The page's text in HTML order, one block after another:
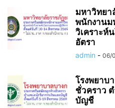
มหาวิทยา
พนักงานม
วิเคราะห์
อัตรา
admin - 06/
โรงพยาบ
ชั่วคราว
บัญชี